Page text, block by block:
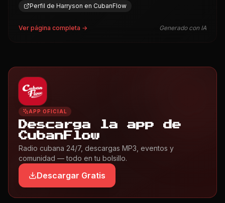
Perfil de Harryson en CubanFlow
Ver página completa → Generado con IA
APP OFICIAL
Descarga la app de
CubanFlow
Radio cubana 24/7, descargas MP3, eventos y
comunidad — todo en tu bolsillo.
Descargar Gratis